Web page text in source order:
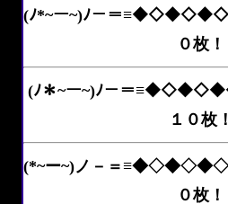
(ﾉ*~ー~)ﾉ－＝
０枚！
(ﾉ＊~ー~)ﾉ－＝
１０枚！
(*~ー~)ノ－＝
０枚！